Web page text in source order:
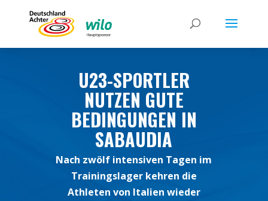
U23-SPORTLER
NUTZEN GUTE
BEDINGUNGEN IN
SABAUDIA
Nach zwölf intensiven Tagen im
Trainingslager kehren die
Athleten von Italien wieder